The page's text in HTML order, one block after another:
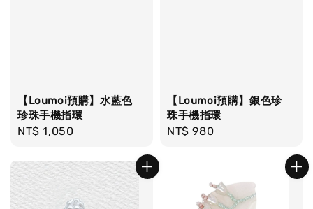
【Loumoi預購】水藍色
珍珠手機指環
Regular
NT$ 1,050
【Loumoi預購】銀色珍
珠手機指環
Regular
NT$ 980